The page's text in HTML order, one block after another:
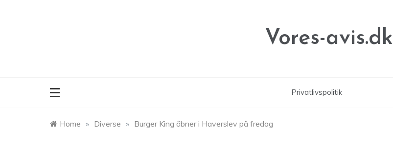
Vores-avis.dk
Privatlivspolitik
Home » Diverse » Burger King åbner i Haverslev på fredag